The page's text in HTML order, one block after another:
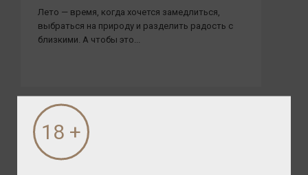
Лето — время, когда хочется замедлиться,
выбраться на природу и разделить радость с
близкими. А чтобы это...